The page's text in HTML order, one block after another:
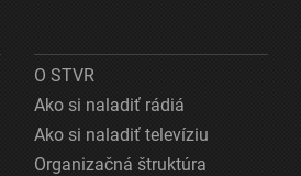
O STVR
Ako si naladiť rádiá
Ako si naladiť televíziu
Organizačná štruktúra